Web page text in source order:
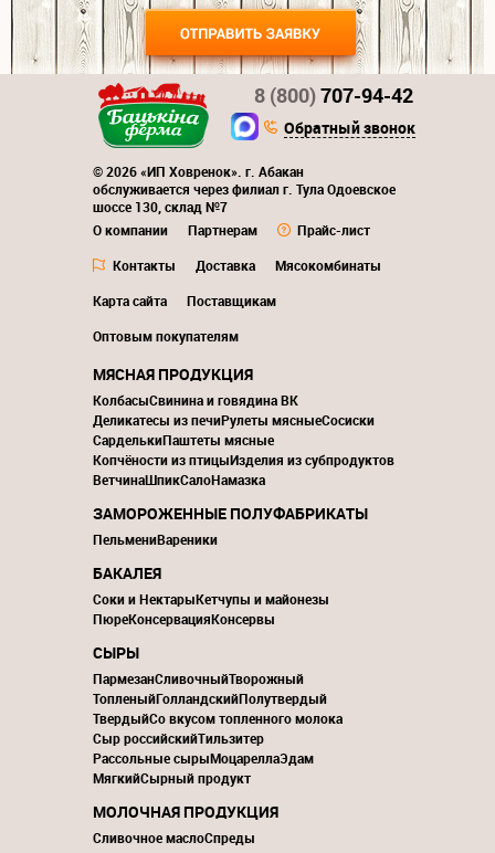
© 2026 «ИП Ховренок». г. Абакан
обслуживается через филиал г. Тула Одоевское
шоссе 130, склад №7
О компании
Партнерам
Прайс-лист
Контакты
Доставка
Мясокомбинаты
Карта сайта
Поставщикам
Оптовым покупателям
8 (800)707-94-42
Обратный звонок
МЯСНАЯ ПРОДУКЦИЯ
КолбасыСвинина и говядина ВК
Деликатесы из печиРулеты мясныеСосиски
СарделькиПаштеты мясные
Копчёности из птицыИзделия из субпродуктов
ВетчинаШпикСалоНамазка
ЗАМОРОЖЕННЫЕ ПОЛУФАБРИКАТЫ
ПельмениВареники
БАКАЛЕЯ
Соки и НектарыКетчупы и майонезы
ПюреКонсервацияКонсервы
СЫРЫ
ПармезанСливочныйТворожный
ТопленыйГолландскийПолутвердый
ТвердыйСо вкусом топленного молока
Сыр российскийТильзитер
Рассольные сырыМоцареллаЭдам
МягкийСырный продукт
МОЛОЧНАЯ ПРОДУКЦИЯ
Сливочное маслоСпреды